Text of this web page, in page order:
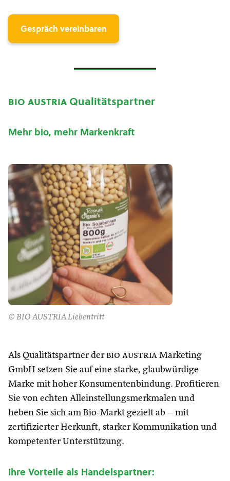
Gespräch vereinbaren
bio austria Qualitätspartner
Mehr bio, mehr Markenkraft
© BIO AUSTRIA Liebentritt
Als Qualitätspartner der bio austria Marketing
GmbH setzen Sie auf eine starke, glaubwürdige
Marke mit hoher Konsumentenbindung. Profitieren
Sie von echten Alleinstellungsmerkmalen und
heben Sie sich am Bio-Markt gezielt ab – mit
zertifizierter Herkunft, starker Kommunikation und
kompetenter Unterstützung.
Ihre Vorteile als Handelspartner: